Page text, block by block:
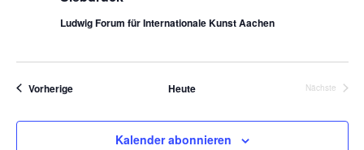
Ludwig Forum für Internationale Kunst Aachen
VorherigeVeranstaltungen Heute
Nächste
Kalender abonnieren